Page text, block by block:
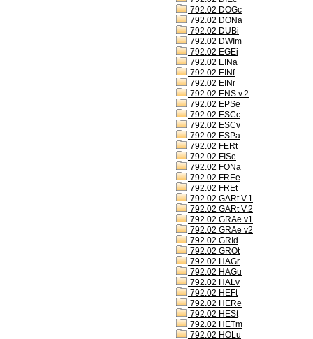
792.02 DOGc
792.02 DONa
792.02 DUBi
792.02 DWIm
792.02 EGEi
792.02 EINa
792.02 EINf
792.02 EINr
792.02 ENS v.2
792.02 EPSe
792.02 ESCc
792.02 ESCv
792.02 ESPa
792.02 FERt
792.02 FISe
792.02 FONa
792.02 FREe
792.02 FREt
792.02 GARt V.1
792.02 GARt V.2
792.02 GRAe v1
792.02 GRAe v2
792.02 GRId
792.02 GROt
792.02 HAGr
792.02 HAGu
792.02 HALv
792.02 HEFt
792.02 HERe
792.02 HESt
792.02 HETm
792.02 HOLu